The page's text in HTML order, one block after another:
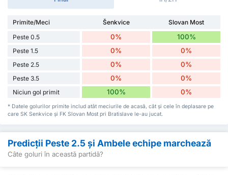
Primite/Meci Šenkvice
Slovan Most
Peste 0.5
0% 100%
Peste 1.5 0% 0%
Peste 2.5 0% 0%
Peste 3.5 0% 0%
Niciun gol primit 100% 0%
* Datele golurilor primite includ atât meciurile de acasă, cât și cele în deplasare pe
care SK Senkvice și FK Slovan Most pri Bratislave le-au jucat.
Predicții Peste 2.5 și Ambele echipe marchează
Câte goluri în această partidă?